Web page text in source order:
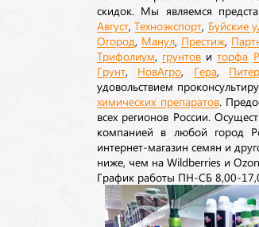
скидок. Мы являемся
Август ,Техноэкспорт Буйские
Огород Манул Престиж
Трифолиум грунтов иторфа
Грунт НовАгро Гера,
удовольствием
химических препаратов.
всех регионов России.
компанией в любой город
интернет-магазин семян и
ниже, чем на Wildberries и
График работы ПН-СБ 8,00-